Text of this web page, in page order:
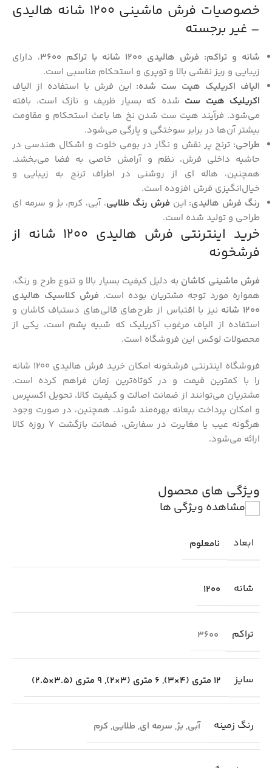
خصوصیات فرش ماشینی 1200 شانه هالیدی
– غیر برجسته
شانه و تراکم: فرش هالیدی 1200 شانه با تراکم 3600
، دارای
زیبایی و ریز نقشی بالا و توپری و استحکام مناسبی است.
الیاف اکریلیک هیت ست شده: این فرش با استفاده از الیاف
اکریلیک هیت ست شده که بسیار ظریف و نازک است، بافته
می‌شود. فرآیند هیت ست شدن نخ‌ ها باعث استحکام و مقاومت
بیشتر آن‌ها در برابر سوختگی و پارگی می‌شود.
طراحی: ترنج پر نقش و نگار در بومی خلوت و اشکال هندسی در
حاشیه داخلی فرش، نظم و آرامش خاصی به فضا می‌بخشد.
همچنین، هاله‌ ای از روشنی در اطراف ترنج به زیبایی و
خیال‌انگیزی فرش افزوده است.
رنگ فرش هالیدی: این فرش رنگ طلایی، آبی، کرم، بژ و سرمه ای
طراحی و تولید شده است.
خرید اینترنتی فرش هالیدی 1200 شانه از
فرشخونه
فرش ماشینی کاشان به دلیل کیفیت بسیار بالا و تنوع طرح و رنگ،
همواره مورد توجه مشتریان بوده است. فرش کلاسیک هالیدی
1200 شانه
نیز با اقتباس از طرح‌های قالی‌های دستباف کاشان و
استفاده از الیاف مرغوب آکریلیک که شبیه پشم است، یکی از
محصولات لوکس این فروشگاه است.
فروشگاه اینترنتی فرشخونه امکان خرید فرش هالیدی 1200 شانه
را با کمترین قیمت و در کوتاه‌ترین زمان فراهم کرده است.
مشتریان می‌توانند از ضمانت اصالت و کیفیت کالا، تحویل اکسپرس
و امکان پرداخت بیعانه بهره‌مند شوند. همچنین، در صورت وجود
هرگونه عیب یا مغایرت در سفارش، ضمانت بازگشت 7 روزه کالا
ارائه می‌شود.
ویژگی های محصول
مشاهده ویژگی ها
ابعاد نامعلوم
شانه 1200
تراکم 3600
سایز 12 متری (4×3) , 6 متری (3×2) , 9 متری (3.5×2.5)
رنگ زمینه آبی, بژ, سرمه ای, طلایی, کرم